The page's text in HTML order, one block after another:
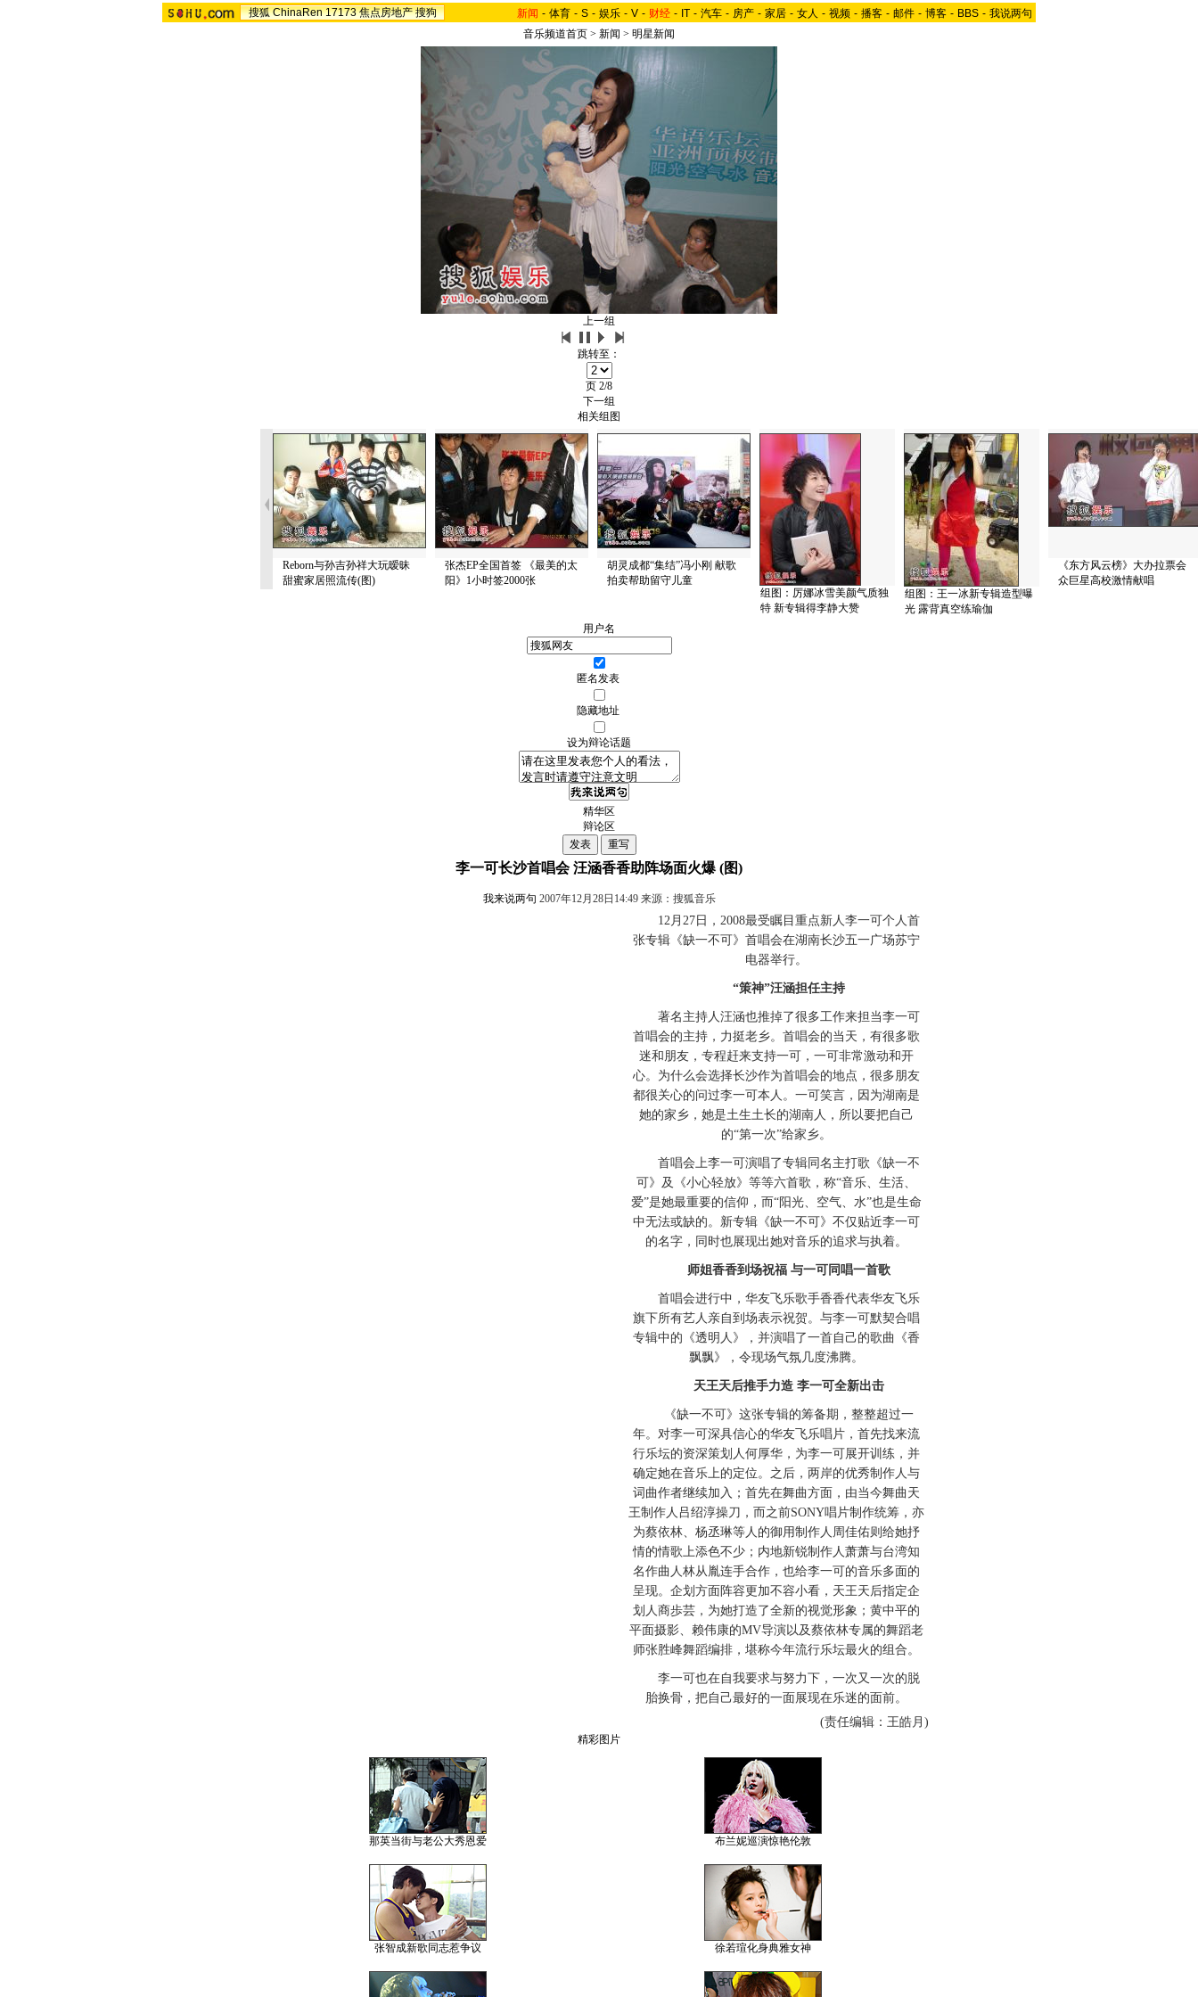
搜狐 ChinaRen 17173 焦点房地产 搜狗 新闻 - 体育 - S - 娱乐 - V - 财经 - IT - 汽车 - 房产 - 家居 - 女人 - 视频 - 播客 - 邮件 - 博客 - BBS - 我说两句
音乐频道首页 > 新闻 > 明星新闻
上一组
跳转至：
页 2/8
下一组
相关组图
Reborn与孙吉孙祥大玩暧昧
甜蜜家居照流传(图)
张杰EP全国首签 《最美的太
阳》1小时签2000张
胡灵成都“集结”冯小刚 献歌
拍卖帮助留守儿童
组图：厉娜冰雪美颜气质独
特 新专辑得李静大赞
组图：王一冰新专辑造型曝
光 露背真空练瑜伽
《东方风云榜》大办拉票会
众巨星高校激情献唱
用户名
匿名发表
隐藏地址
设为辩论话题
精华区
辩论区
李一可长沙首唱会 汪涵香香助阵场面火爆 (图)
我来说两句 2007年12月28日14:49 来源：搜狐音乐
12月27日，2008最受瞩目重点新人李一可个人首
张专辑《缺一不可》首唱会在湖南长沙五一广场苏宁
电器举行。
“策神”汪涵担任主持
著名主持人汪涵也推掉了很多工作来担当李一可
首唱会的主持，力挺老乡。首唱会的当天，有很多歌
迷和朋友，专程赶来支持一可，一可非常激动和开
心。为什么会选择长沙作为首唱会的地点，很多朋友
都很关心的问过李一可本人。一可笑言，因为湖南是
她的家乡，她是土生土长的湖南人，所以要把自己
的“第一次”给家乡。
首唱会上李一可演唱了专辑同名主打歌《缺一不
可》及《小心轻放》等等六首歌，称“音乐、生活、
爱”是她最重要的信仰，而“阳光、空气、水”也是生命
中无法或缺的。新专辑《缺一不可》不仅贴近李一可
的名字，同时也展现出她对音乐的追求与执着。
师姐香香到场祝福 与一可同唱一首歌
首唱会进行中，华友飞乐歌手香香代表华友飞乐
旗下所有艺人亲自到场表示祝贺。与李一可默契合唱
专辑中的《透明人》，并演唱了一首自己的歌曲《香
飘飘》，令现场气氛几度沸腾。
天王天后推手力造 李一可全新出击
《缺一不可》这张专辑的筹备期，整整超过一
年。对李一可深具信心的华友飞乐唱片，首先找来流
行乐坛的资深策划人何厚华，为李一可展开训练，并
确定她在音乐上的定位。之后，两岸的优秀制作人与
词曲作者继续加入；首先在舞曲方面，由当今舞曲天
王制作人吕绍淳操刀，而之前SONY唱片制作统筹，亦
为蔡依林、杨丞琳等人的御用制作人周佳佑则给她抒
情的情歌上添色不少；内地新锐制作人萧萧与台湾知
名作曲人林从胤连手合作，也给李一可的音乐多面的
呈现。企划方面阵容更加不容小看，天王天后指定企
划人商歩芸，为她打造了全新的视觉形象；黄中平的
平面摄影、赖伟康的MV导演以及蔡依林专属的舞蹈老
师张胜峰舞蹈编排，堪称今年流行乐坛最火的组合。
李一可也在自我要求与努力下，一次又一次的脱
胎换骨，把自己最好的一面展现在乐迷的面前。
(责任编辑：王皓月)
精彩图片
那英当街与老公大秀恩爱 布兰妮巡演惊艳伦敦
张智成新歌同志惹争议 徐若瑄化身典雅女神